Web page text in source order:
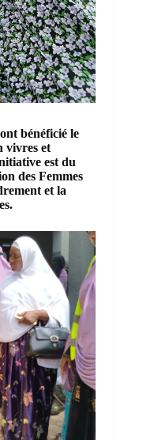
bénéficié le
vivres et
est du
des Femmes
et la